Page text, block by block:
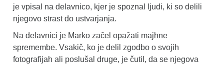
je vpisal na delavnico, kjer je spoznal ljudi, ki so delili
njegovo strast do ustvarjanja.
Na delavnici je Marko začel opažati majhne
spremembe. Vsakič, ko je delil zgodbo o svojih
fotografijah ali poslušal druge, je čutil, da se njegova